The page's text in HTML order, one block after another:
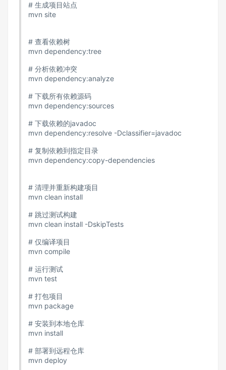
# 生成项目站点
mvn site
# 查看依赖树
mvn dependency:tree
# 分析依赖冲突
mvn dependency:analyze
# 下载所有依赖源码
mvn dependency:sources
# 下载依赖的javadoc
mvn dependency:resolve -Dclassifier=javadoc
# 复制依赖到指定目录
mvn dependency:copy-dependencies
# 清理并重新构建项目
mvn clean install
# 跳过测试构建
mvn clean install -DskipTests
# 仅编译项目
mvn compile
# 运行测试
mvn test
# 打包项目
mvn package
# 安装到本地仓库
mvn install
# 部署到远程仓库
mvn deploy